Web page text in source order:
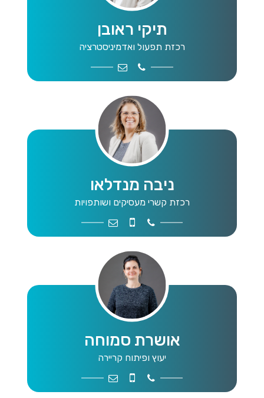
תיקי ראובן
רכזת תפעול ואדמיניסטרציה
9109046
office@mwg.org.il
ניבה מנדלאו
רכזת קשרי מעסיקים ושותפויות
9109043
052-2799460
job2@mwg.org.il
אושרת סמוחה
יעוץ ופיתוח קריירה
9109042
050-8574056
job5@mwg.org.il